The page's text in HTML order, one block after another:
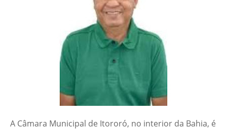
A Câmara Municipal de Itororó, no interior da Bahia, é